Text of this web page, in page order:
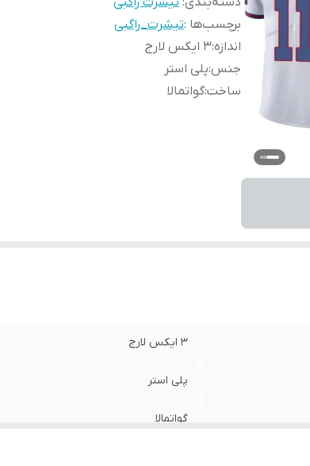
برچسب‌ها :تیشرت_راگبی
اندازه:3 ایکس لارج
جنس:پلی استر
ساخت:گواتمالا
3 ایکس لارج
پلی استر
گواتمالا